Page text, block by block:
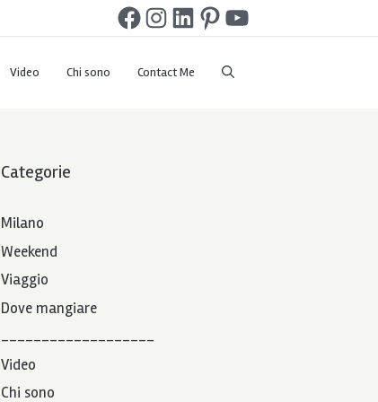
Facebook
Instagram
LinkedIn
Pinterest
YouTube
Video Chi sono Contact Me
Categorie
Milano
Weekend
Viaggio
Dove mangiare
___________________
Video
Chi sono